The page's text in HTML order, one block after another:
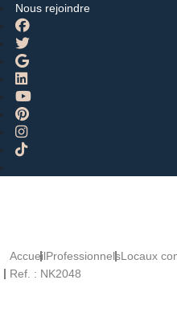
Nous rejoindre
AccueilProfessionnelsLocaux
Ref. : NK2048